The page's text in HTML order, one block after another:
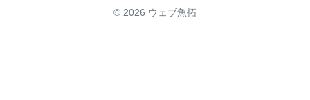
© 2026 ウェブ魚拓